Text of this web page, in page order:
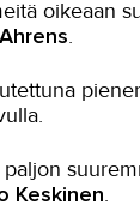
oikeaan
.
Keskinen.